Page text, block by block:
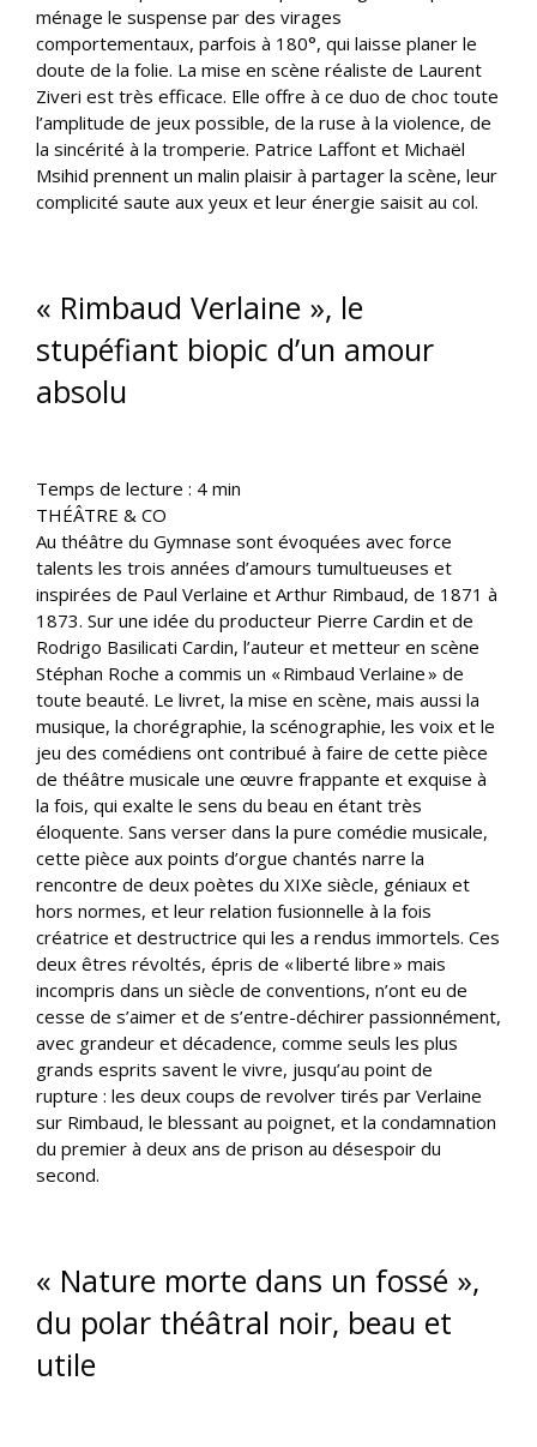
ménage le suspense par des virages
comportementaux, parfois à 180°, qui laisse planer le
doute de la folie. La mise en scène réaliste de Laurent
Ziveri est très efficace. Elle offre à ce duo de choc toute
l’amplitude de jeux possible, de la ruse à la violence, de
la sincérité à la tromperie. Patrice Laffont et Michaël
Msihid prennent un malin plaisir à partager la scène, leur
complicité saute aux yeux et leur énergie saisit au col.
« Rimbaud Verlaine », le
stupéfiant biopic d’un amour
absolu
Temps de lecture : 4 min
THÉÂTRE & CO
Au théâtre du Gymnase sont évoquées avec force
talents les trois années d’amours tumultueuses et
inspirées de Paul Verlaine et Arthur Rimbaud, de 1871 à
1873. Sur une idée du producteur Pierre Cardin et de
Rodrigo Basilicati Cardin, l’auteur et metteur en scène
Stéphan Roche a commis un « Rimbaud Verlaine » de
toute beauté. Le livret, la mise en scène, mais aussi la
musique, la chorégraphie, la scénographie, les voix et le
jeu des comédiens ont contribué à faire de cette pièce
de théâtre musicale une œuvre frappante et exquise à
la fois, qui exalte le sens du beau en étant très
éloquente. Sans verser dans la pure comédie musicale,
cette pièce aux points d’orgue chantés narre la
rencontre de deux poètes du XIXe siècle, géniaux et
hors normes, et leur relation fusionnelle à la fois
créatrice et destructrice qui les a rendus immortels. Ces
deux êtres révoltés, épris de « liberté libre » mais
incompris dans un siècle de conventions, n’ont eu de
cesse de s’aimer et de s’entre-déchirer passionnément,
avec grandeur et décadence, comme seuls les plus
grands esprits savent le vivre, jusqu’au point de
rupture : les deux coups de revolver tirés par Verlaine
sur Rimbaud, le blessant au poignet, et la condamnation
du premier à deux ans de prison au désespoir du
second.
« Nature morte dans un fossé »,
du polar théâtral noir, beau et
utile